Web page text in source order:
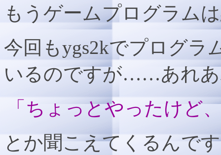
もうゲームプログラム
今回もygs2kでプログラ
いるのですが……あれあ
「ちょっとやったけど
とか聞こえてくるんで